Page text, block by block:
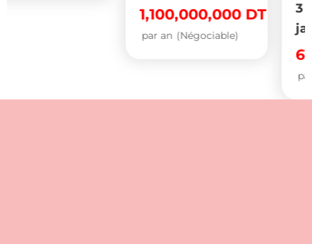
DT
3 voitures) et
jardin.